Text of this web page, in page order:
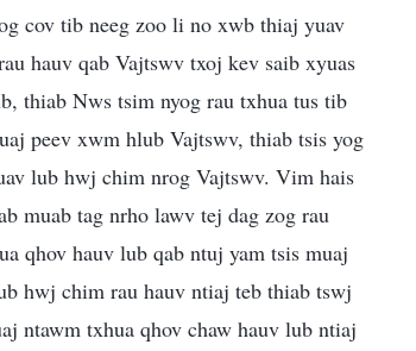
cov tib neeg zoo li no xwb thiaj yuav
hauv qab Vajtswv txoj kev saib xyuas
thiab Nws tsim nyog rau txhua tus tib
peev xwm hlub Vajtswv, thiab tsis yog
lub hwj chim nrog Vajtswv. Vim hais
muab tag nrho lawv tej dag zog rau
qhov hauv lub qab ntuj yam tsis muaj
hwj chim rau hauv ntiaj teb thiab tswj
ntawm txhua qhov chaw hauv lub ntiaj